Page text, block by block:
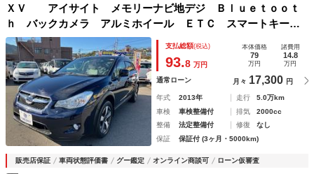
ＸＶ アイサイト メモリーナビ地デジ Ｂｌｕｅｔｏｏｔ
ｈ バックカメラ アルミホイール ＥＴＣ スマートキー
クルコン ミュージックプレイヤー接続 ＵＳＢ端子入力
支払総額(税込)
93.8 万円
本体価格
79
万円
諸費用
14.8
万円
通常ローン 月々 17,300 円
年式 2013年 走行
5.0万km
車検
車検整備付 排気
2000cc
整備
法定整備付 修復
なし
保証
保証付 (3ヶ月・5000km)
販売店保証 車両状態評価書 グー鑑定 オンライン商談可 ローン仮審査